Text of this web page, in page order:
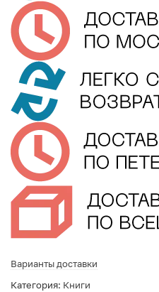
Варианты доставки
Категория: Книги